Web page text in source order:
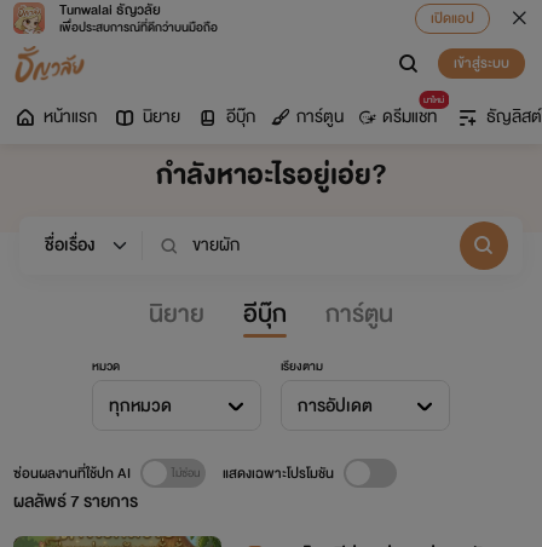
Tunwalai ธัญวลัย
เพื่อประสบการณ์ที่ดีกว่าบนมือถือ
เปิดแอป
เข้าสู่ระบบ
หน้าแรก นิยาย อีบุ๊ก การ์ตูน
มาใหม่
ดรีมแชท ธัญลิสต์
กำลังหาอะไรอยู่เอ่ย?
นิยาย อีบุ๊ก การ์ตูน
หมวด
ทุกหมวด
เรียงตาม
การอัปเดต
ผลลัพธ์7รายการ
ซ่อนผลงานที่ใช้ปก AI แสดงเฉพาะโปรโมชัน